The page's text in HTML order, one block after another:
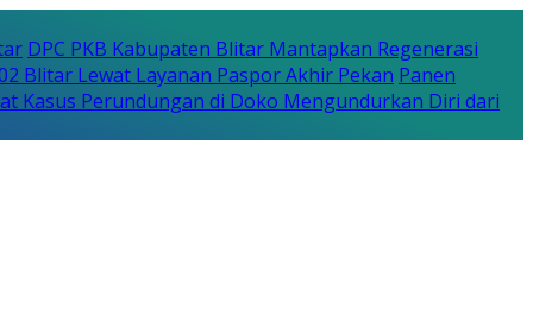
DPC PKB Kabupaten Blitar Mantapkan Regenerasi
Blitar Lewat Layanan Paspor Akhir Pekan Panen
Kasus Perundungan di Doko Mengundurkan Diri dari